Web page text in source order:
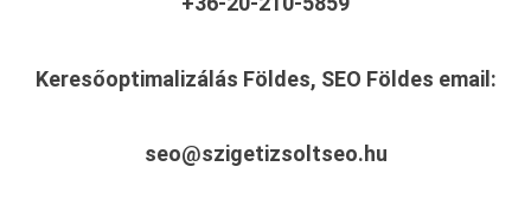
Keresőoptimalizálás Földes, SEO Földes email:
seo@szigetizsoltseo.hu